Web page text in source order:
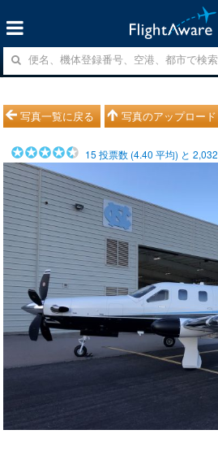
写真一覧に戻る 写真のアップロード
15 投票数 (4.40 平均) と2,032